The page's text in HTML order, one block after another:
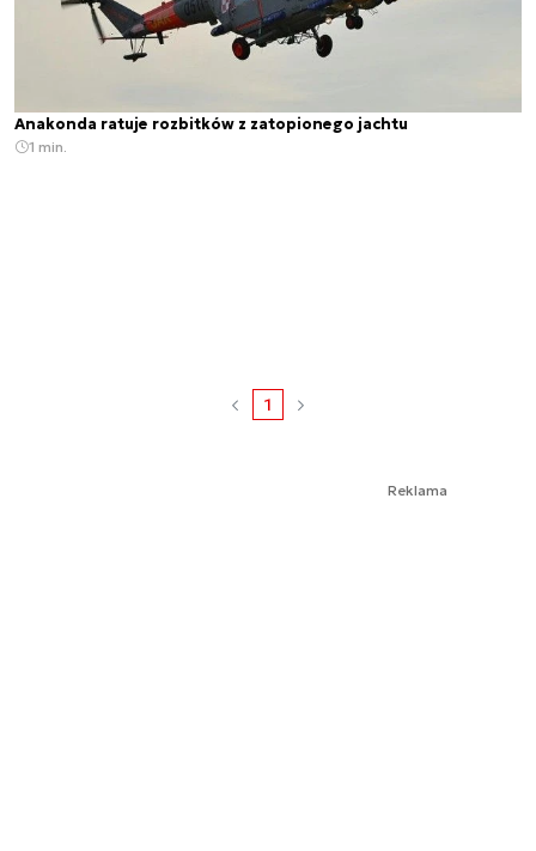
Anakonda ratuje rozbitków z zatopionego jachtu
1 min.
1
Reklama